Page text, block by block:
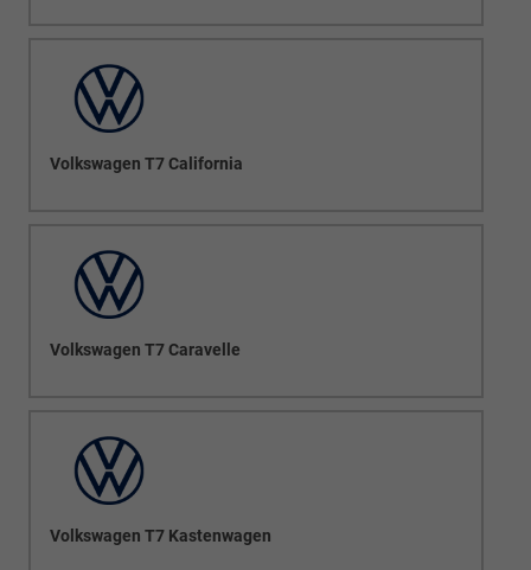
Volkswagen T7 California
Volkswagen T7 Caravelle
Volkswagen T7 Kastenwagen